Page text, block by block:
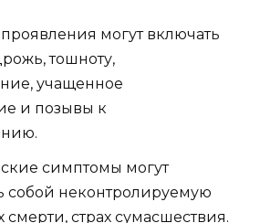
могут включать
тошноту,
учащенное
и позывы к
симптомы могут
собой неконтролируемую
смерти, страх сумасшествия.